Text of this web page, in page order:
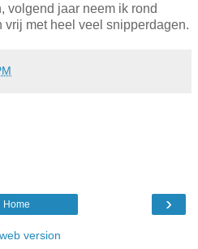
volgend jaar neem ik rond
met heel veel snipperdagen.
›
Home
version